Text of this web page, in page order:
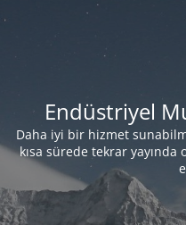
Endüstriyel
Daha iyi bir hizmet
kısa sürede tekrar yayında